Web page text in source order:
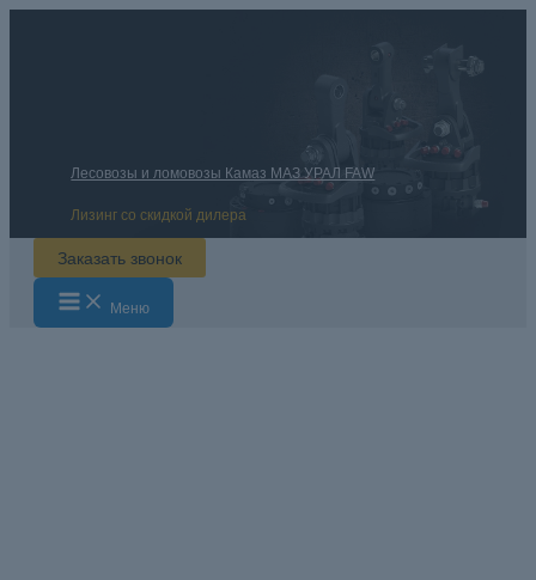
Лесовозы и ломовозы Камаз МАЗ УРАЛ FAW
Лизинг со скидкой дилера
Заказать звонок
Main
Menu Меню